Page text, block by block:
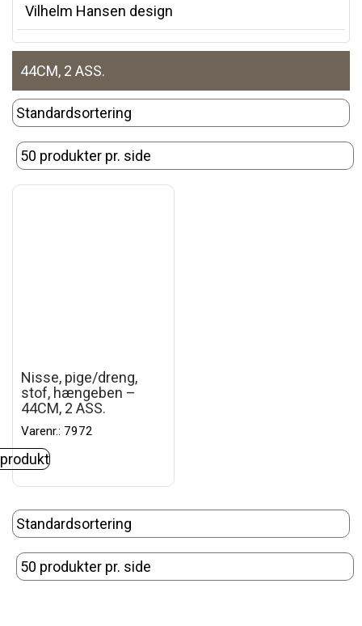
Vilhelm Hansen design
44CM, 2 ASS.
Nisse, pige/dreng,
stof, hængeben –
44CM, 2 ASS.
Varenr.: 7972